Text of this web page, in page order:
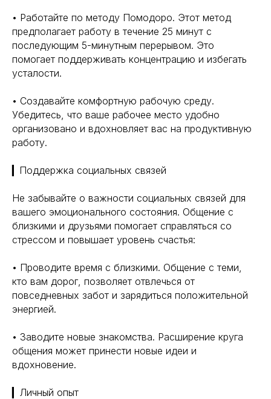
• Работайте по методу Помодоро. Этот метод
предполагает работу в течение 25 минут с
последующим 5-минутным перерывом. Это
помогает поддерживать концентрацию и избегать
усталости.
• Создавайте комфортную рабочую среду.
Убедитесь, что ваше рабочее место удобно
организовано и вдохновляет вас на продуктивную
работу.
▎Поддержка социальных связей
Не забывайте о важности социальных связей для
вашего эмоционального состояния. Общение с
близкими и друзьями помогает справляться со
стрессом и повышает уровень счастья:
• Проводите время с близкими. Общение с теми,
кто вам дорог, позволяет отвлечься от
повседневных забот и зарядиться положительной
энергией.
• Заводите новые знакомства. Расширение круга
общения может принести новые идеи и
вдохновение.
▎Личный опыт